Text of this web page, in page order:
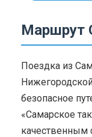
Маршрут
Поездка из
безопасное
«Самарское
качественным